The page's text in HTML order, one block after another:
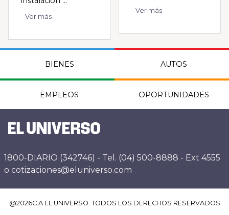
Ver más
Ver más
BIENES AUTOS
EMPLEOS OPORTUNIDADES
1800-DIARIO (342746) - Tel. (04) 500-8888 - Ext 4555
o cotizaciones@eluniverso.com
@2026C.A EL UNIVERSO. TODOS LOS DERECHOS RESERVADOS